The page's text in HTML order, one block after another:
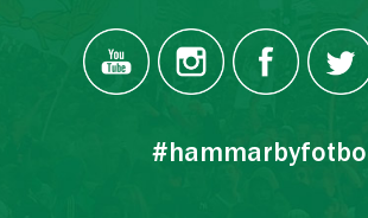
#hammarbyfotboll